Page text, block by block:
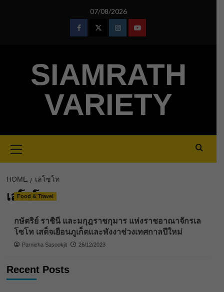
07/08/2026
FacebookTwitterInstagramYoutube
SIAMRATH
VARIETY
Menu
HOME เลโซโท
เลโซโท
Food & Travel
กษัตริย์ ราชินี และมกุฎราชกุมาร แห่งราชอาณาจักรเล
โซโท เสด็จเยือนภูเก็ตและพังงาช่วงเทศกาลปีใหม่
Parnicha Sasookjit 26/12/2023
Recent Posts